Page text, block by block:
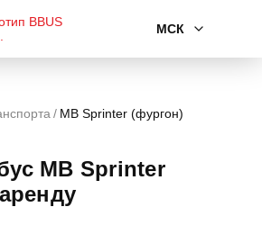
МСК
MB Sprinter (фургон)
MB Sprinter